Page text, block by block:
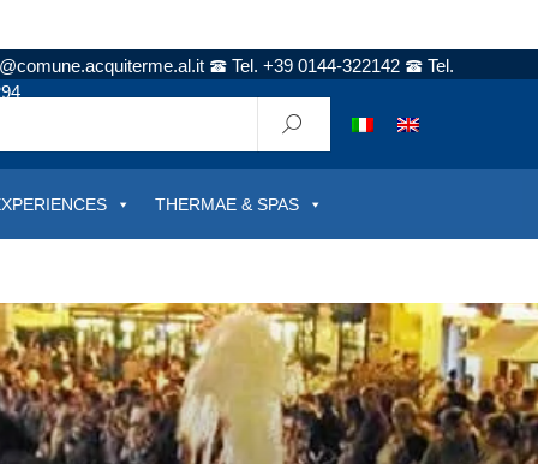
Tel. +39 0144-322142
Tel.
THERMAE & SPAS